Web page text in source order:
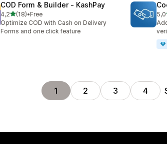
COD Form & Builder ‑ KashPay
4,2de 5 estrelas
(18)
18 total de avaliações
•Free
Optimize COD with Cash on Delivery
Forms and one click feature
5,0
6
1 2 3 4